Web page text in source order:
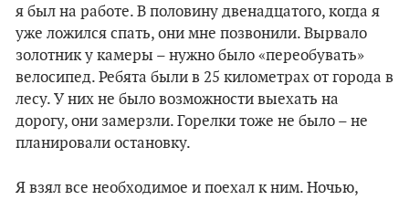
я был на работе. В половину двенадцатого, когда я
уже ложился спать, они мне позвонили. Вырвало
золотник у камеры – нужно было «переобувать»
велосипед. Ребята были в 25 километрах от города в
лесу. У них не было возможности выехать на
дорогу, они замерзли. Горелки тоже не было – не
планировали остановку.
Я взял все необходимое и поехал к ним. Ночью,